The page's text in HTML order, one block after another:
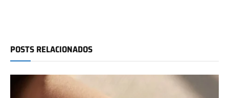
POSTS RELACIONADOS